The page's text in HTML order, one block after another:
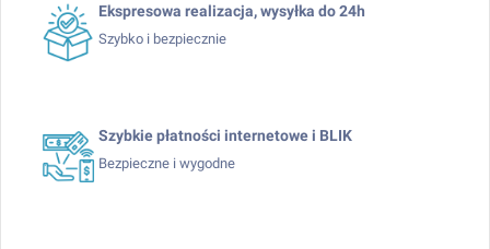
Ekspresowa realizacja, wysyłka do 24h
Szybko i bezpiecznie
Szybkie płatności internetowe i BLIK
Bezpieczne i wygodne